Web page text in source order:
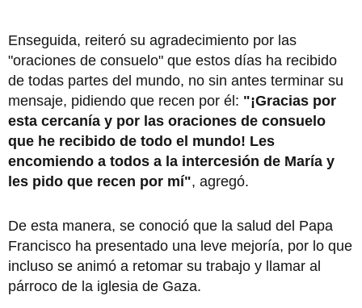
Enseguida, reiteró su agradecimiento por las
"oraciones de consuelo" que estos días ha recibido
de todas partes del mundo, no sin antes terminar su
mensaje, pidiendo que recen por él: "¡Gracias por
esta cercanía y por las oraciones de consuelo
que he recibido de todo el mundo! Les
encomiendo a todos a la intercesión de María y
les pido que recen por mí", agregó.
De esta manera, se conoció que la salud del Papa
Francisco ha presentado una leve mejoría, por lo que
incluso se animó a retomar su trabajo y llamar al
párroco de la iglesia de Gaza.